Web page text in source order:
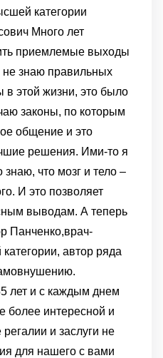
категории
Много лет
приемлемые выходы
знаю правильных
в этой жизни, это было
законы, по которым
общение и это
решения. Ими-то я
что мозг и тело –
И это позволяет
выводам. А теперь
Панченко,врач-
автор ряда
лет и с каждым днем
более интересной и
и заслуги не
для нашего с вами